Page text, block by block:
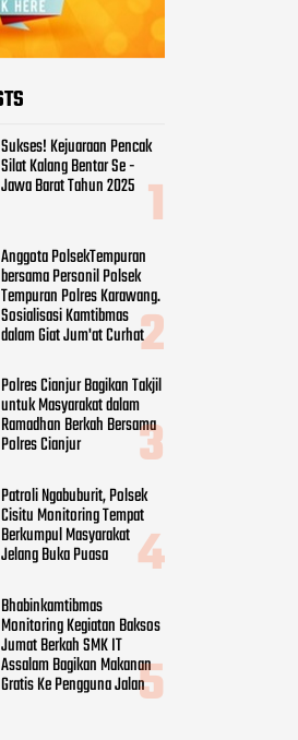
Sukses! Kejuaraan Pencak
Silat Kalang Bentar Se -
Jawa Barat Tahun 2025
Anggota PolsekTempuran
bersama Personil Polsek
Tempuran Polres Karawang.
Sosialisasi Kamtibmas
dalam Giat Jum'at Curhat
Polres Cianjur Bagikan Takjil
untuk Masyarakat dalam
Ramadhan Berkah Bersama
Polres Cianjur
Patroli Ngabuburit, Polsek
Cisitu Monitoring Tempat
Berkumpul Masyarakat
Jelang Buka Puasa
Bhabinkamtibmas
Monitoring Kegiatan Baksos
Jumat Berkah SMK IT
Assalam Bagikan Makanan
Gratis Ke Pengguna Jalan